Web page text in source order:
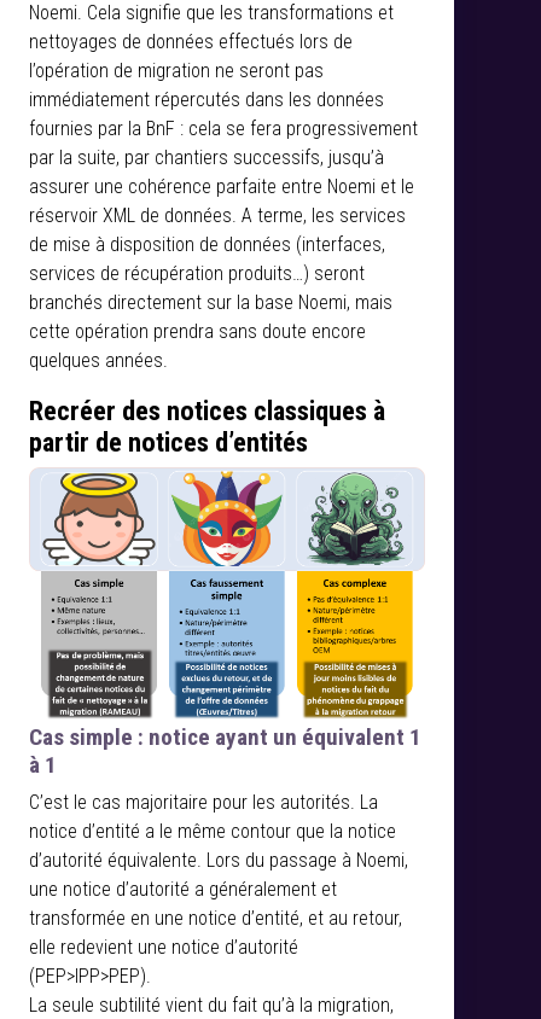
Noemi. Cela signifie que les transformations et
nettoyages de données effectués lors de
l’opération de migration ne seront pas
immédiatement répercutés dans les données
fournies par la BnF : cela se fera progressivement
par la suite, par chantiers successifs, jusqu’à
assurer une cohérence parfaite entre Noemi et le
réservoir XML de données. A terme, les services
de mise à disposition de données (interfaces,
services de récupération produits…) seront
branchés directement sur la base Noemi, mais
cette opération prendra sans doute encore
quelques années.
Recréer des notices classiques à
partir de notices d’entités
Cas simple : notice ayant un équivalent 1
à 1
C’est le cas majoritaire pour les autorités. La
notice d’entité a le même contour que la notice
d’autorité équivalente. Lors du passage à Noemi,
une notice d’autorité a généralement et
transformée en une notice d’entité, et au retour,
elle redevient une notice d’autorité
(PEP>IPP>PEP).
La seule subtilité vient du fait qu’à la migration,